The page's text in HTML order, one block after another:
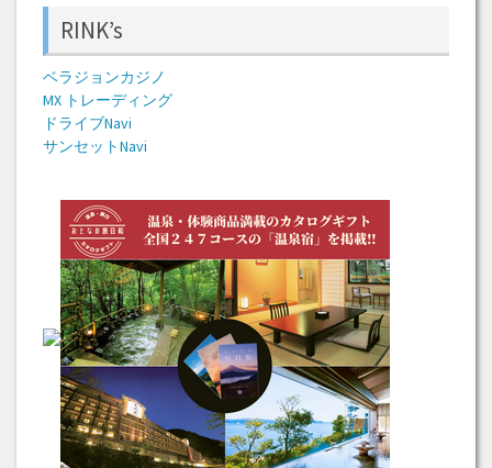
RINK’s
ベラジョンカジノ
MX トレーディング
ドライブNavi
サンセットNavi